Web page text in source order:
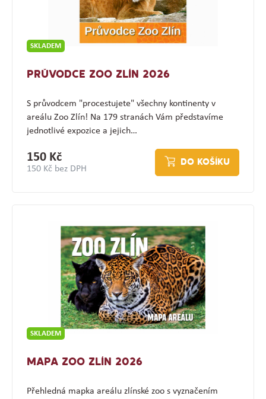
SKLADEM
PRŮVODCE ZOO ZLÍN 2026
S průvodcem "procestujete" všechny kontinenty v
areálu Zoo Zlín! Na 179 stranách Vám představíme
jednotlivé expozice a jejich…
150 Kč
150 Kč bez DPH
DO KOŠÍKU
SKLADEM
MAPA ZOO ZLÍN 2026
Přehledná mapka areálu zlínské zoo s vyznačením